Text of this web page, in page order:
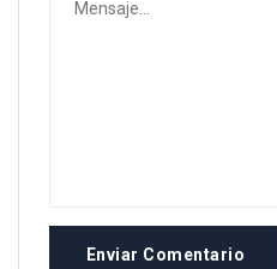
Enviar Comentario